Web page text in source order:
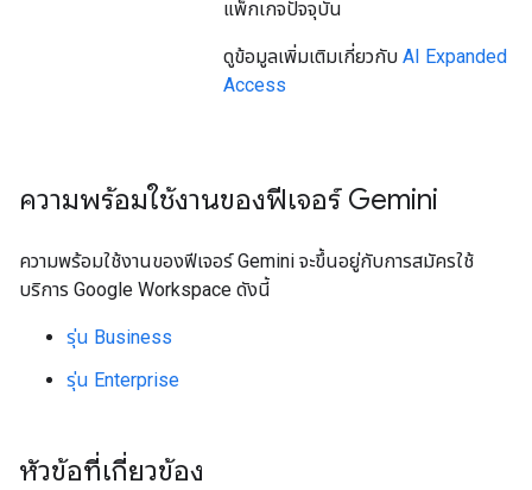
แพ็กเกจปัจจุบัน
ดูข้อมูลเพิ่มเติมเกี่ยวกับ AI Expanded
Access
ความพร้อมใช้งานของฟีเจอร์ Gemini
ความพร้อมใช้งานของฟีเจอร์ Gemini จะขึ้นอยู่กับการสมัครใช้
บริการ Google Workspace ดังนี้
รุ่น Business
รุ่น Enterprise
หัวข้อที่เกี่ยวข้อง